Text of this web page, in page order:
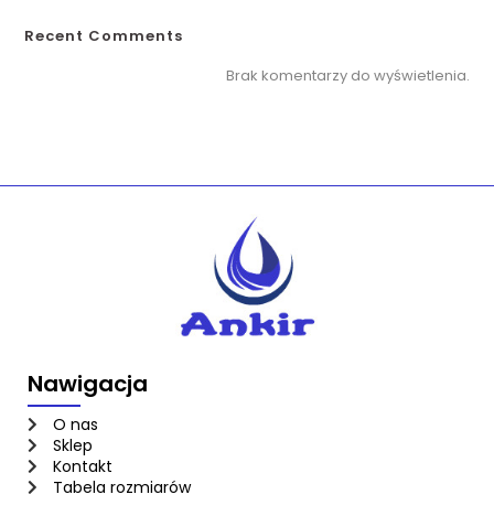
Recent Comments
Brak komentarzy do wyświetlenia.
Nawigacja
O nas
Sklep
Kontakt
Tabela rozmiarów